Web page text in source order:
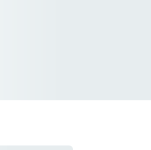
— $51.00 MXN
Cola
Coca Cola
Cola— $115.00 MXN